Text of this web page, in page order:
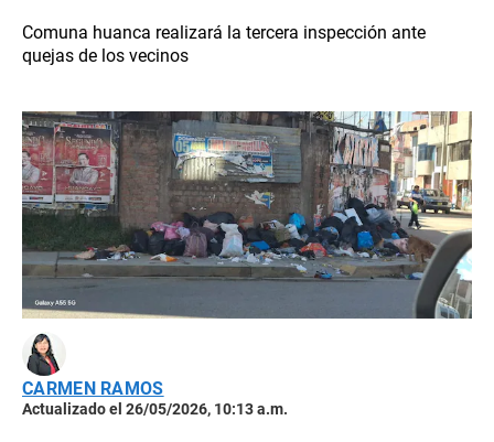
Comuna huanca realizará la tercera inspección ante
quejas de los vecinos
CARMEN RAMOS
Actualizado el 26/05/2026, 10:13 a.m.